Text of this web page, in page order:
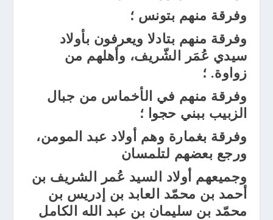
وفرقة منهم بتونس ؛
وفرقة منهم بتادلا ويعرفون بأولاد
سيدي عُمَر الشّريف، وأهلهم من
زواوة. ؛
وفرقة منهم في الأخماس من جبال
الزبيب ببني حجوا ؛
وفرقة بغمارة وهم أولاد عبد المومن،
ورجع بعضهم لتلمسان
وجميعهم أولاد السيد عُمر الشريف بن
أحمد بن محمّد العابد بن إدريس بن
محمّد بن سليمان بن عبد الله الكامل